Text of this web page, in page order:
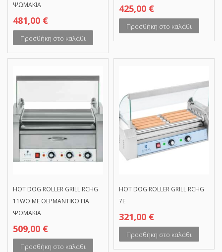
ΨΩΜΑΚΙΑ
481,00 €
Προσθήκη στο καλάθι
425,00 €
Προσθήκη στο καλάθι
HOT DOG ROLLER GRILL RCHG
11WO ΜΕ ΘΕΡΜΑΝΤΙΚΟ ΓΙΑ
ΨΩΜΑΚΙΑ
509,00 €
Προσθήκη στο καλάθι
HOT DOG ROLLER GRILL RCHG
7E
321,00 €
Προσθήκη στο καλάθι